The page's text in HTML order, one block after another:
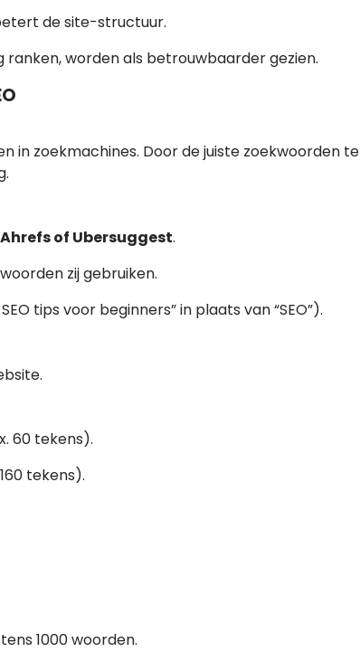
de site-structuur.
ranken, worden als betrouwbaarder gezien.
in zoekmachines. Door de juiste zoekwoorden te
of Ubersuggest.
zij gebruiken.
tips voor beginners” in plaats van “SEO”).
60 tekens).
tekens).
1000 woorden.